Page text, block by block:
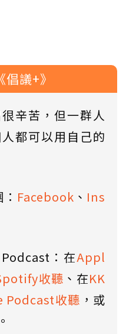
議+》
辛苦，但一群人
都可以用自己的
Facebook 、 Ins
：在Appl
收聽 、在KK
Podcast收聽 ，或